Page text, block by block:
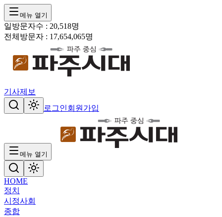
메뉴 열기
일방문자수 : 20,518명
전체방문자 : 17,654,065명
기사제보
로그인회원가입
메뉴 열기
HOME
정치
시정사회
종합